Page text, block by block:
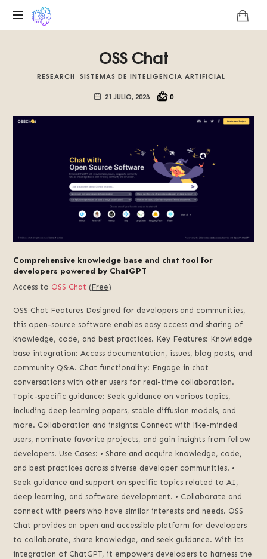
la
del
fomentamos
inteligencia
futuro.
OSS Chat
RESEARCH SISTEMAS DE INTELIGENCIA ARTIFICIAL
21 JULIO, 2023
0
Comprehensive knowledge base and chat tool for
developers powered by ChatGPT
Access to OSS Chat (Free)
OSS Chat Features Designed for developers and communities,
this open-source software enables easy access and sharing of
knowledge, code, and best practices. Key Features: Knowledge
base integration: Access documentation, issues, blog posts, and
community Q&A. Chat functionality: Engage in chat
conversations with other users for real-time collaboration.
Topic-specific guidance: Seek guidance on various topics,
including deep learning papers, stable diffusion models, and
more. Collaboration and insights: Connect with like-minded
users, nominate favorite projects, and gain insights from fellow
developers. Use Cases: • Share and acquire knowledge, code,
and best practices across diverse developer communities. •
Seek guidance and support on specific topics related to AI,
deep learning, and software development. • Collaborate and
connect with peers who have similar interests and needs. OSS
Chat provides an open and accessible platform for developers
to collaborate, share knowledge, and seek guidance. With its
integration of ChatGPT, it empowers developers to harness the